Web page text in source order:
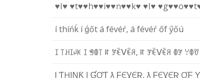
♥I♥ ♥t♥♥h♥♥i♥♥n♥♥k♥ ♥I♥ ♥g♥♥o♥
íthíńḱ íǵőtá févéŕ, á févéŕ őfӳőú
ꀤ꓄ꃅꀤꈤꀘ ꀤ ꁅꂦ꓄ ꍏ ꎇꍟᐯꍟꋪ, ꍏ ꎇꍟᐯꍟꋪ ꂦꎇ ꌩꂦꀎ
Ɩ ƬӇƖƝƘ Ɩ ƓƠƬƛ ƑЄƔЄƦ, ƛ ƑЄƔЄƦ ƠƑ